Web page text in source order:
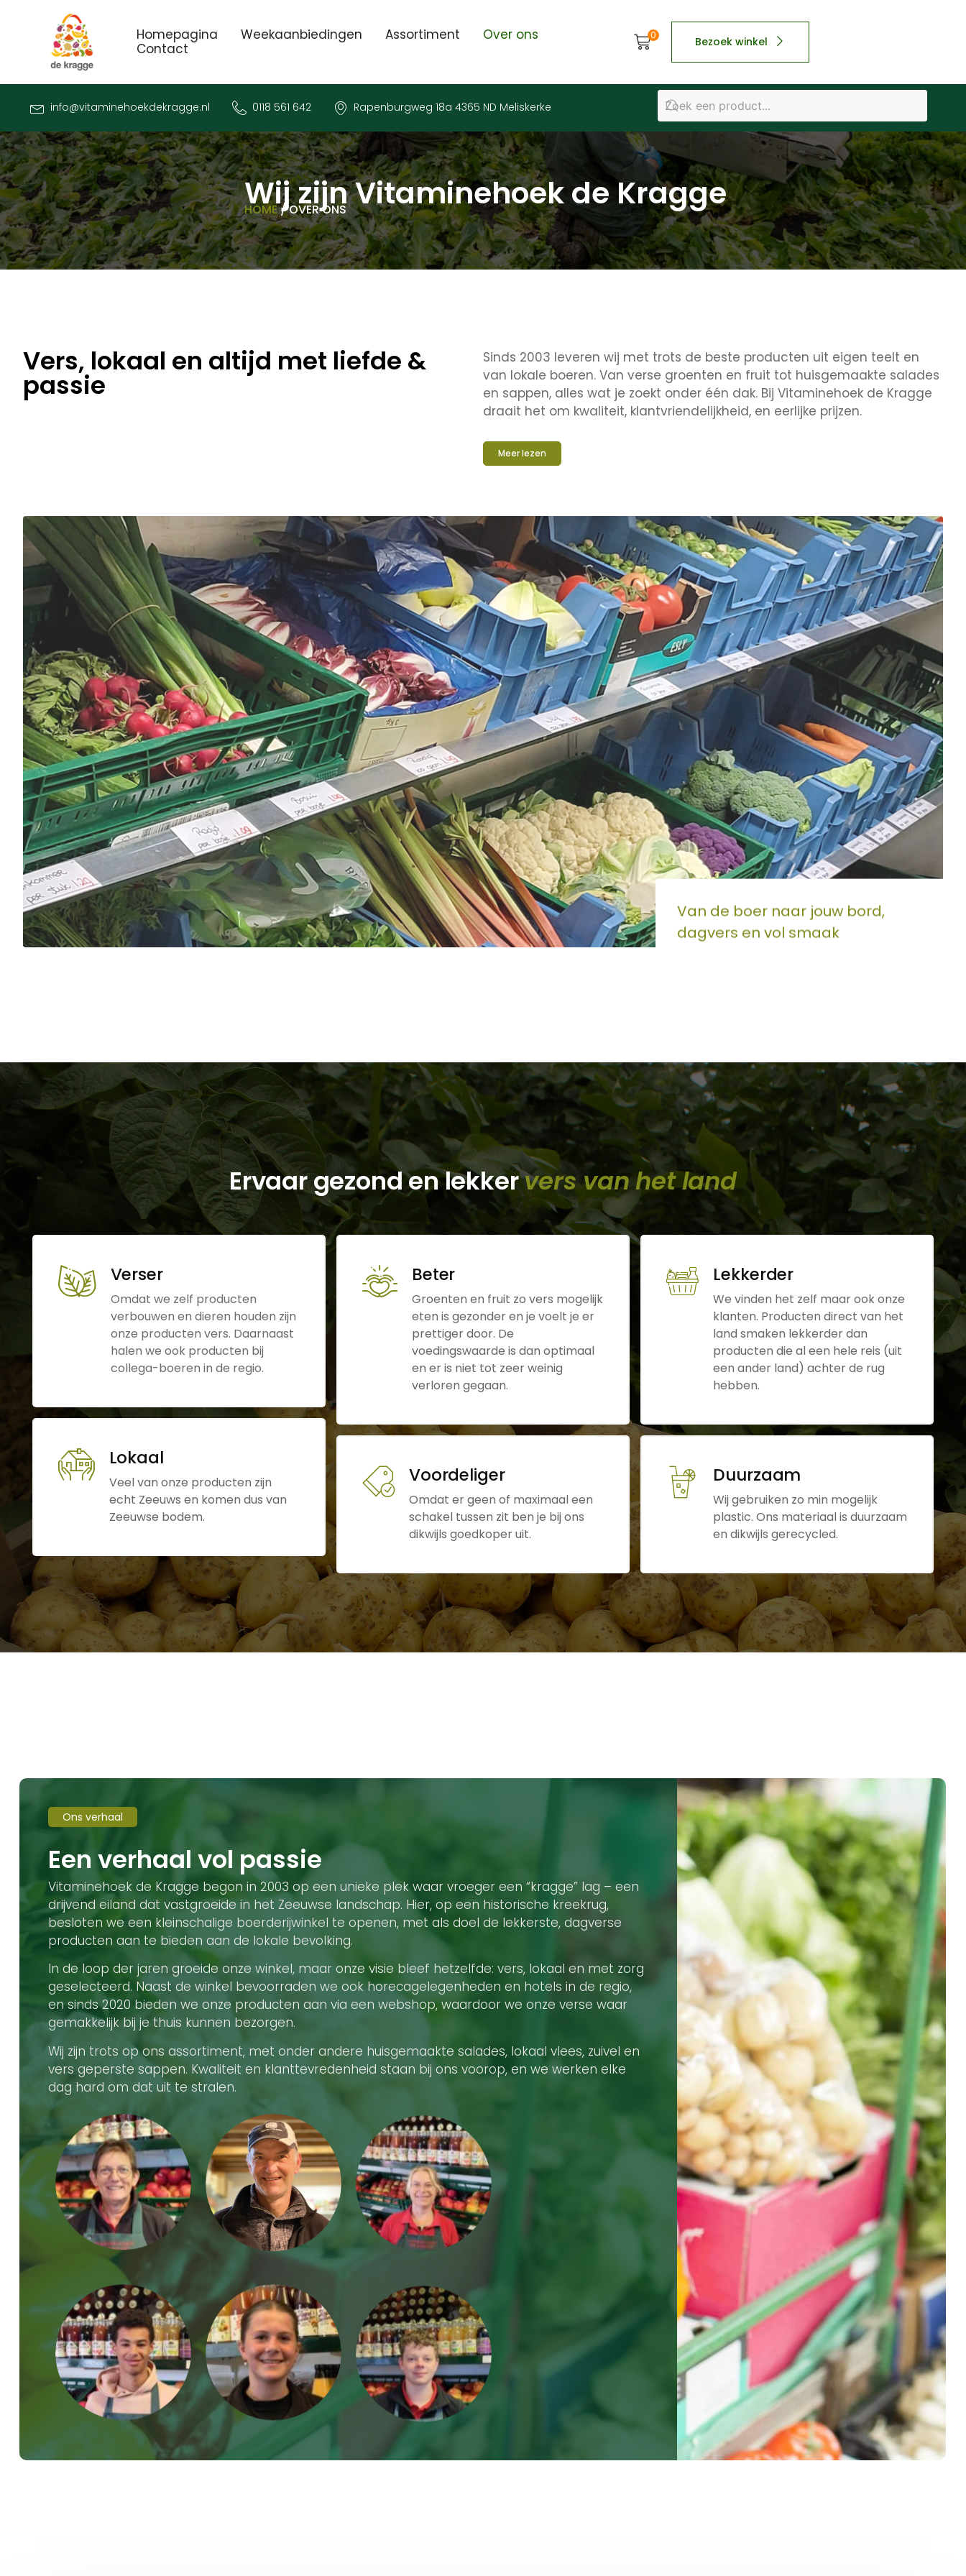
Homepagina Weekaanbiedingen Assortiment
Over ons
Contact
0 Bezoek winkel
info@vitaminehoekdekragge.nl 0118 561 642 Rapenburgweg 18a 4365 ND Meliskerke
Wij zijn Vitaminehoek de Kragge
HOME/ OVER ONS
Vers, lokaal en altijd met liefde &
passie
Sinds 2003 leveren wij met trots de beste producten uit eigen teelt en
van lokale boeren. Van verse groenten en fruit tot huisgemaakte salades
en sappen, alles wat je zoekt onder één dak. Bij Vitaminehoek de Kragge
draait het om kwaliteit, klantvriendelijkheid, en eerlijke prijzen.
Meer lezen
Van de boer naar jouw bord,
dagvers en vol smaak
Ervaar gezond en lekkervers van het land
Verser
Omdat we zelf producten
verbouwen en dieren houden zijn
onze producten vers. Daarnaast
halen we ook producten bij
collega-boeren in de regio.
Lokaal
Veel van onze producten zijn
echt Zeeuws en komen dus van
Zeeuwse bodem.
Beter
Groenten en fruit zo vers mogelijk
eten is gezonder en je voelt je er
prettiger door. De
voedingswaarde is dan optimaal
en er is niet tot zeer weinig
verloren gegaan.
Voordeliger
Omdat er geen of maximaal een
schakel tussen zit ben je bij ons
dikwijls goedkoper uit.
Lekkerder
We vinden het zelf maar ook onze
klanten. Producten direct van het
land smaken lekkerder dan
producten die al een hele reis (uit
een ander land) achter de rug
hebben.
Duurzaam
Wij gebruiken zo min mogelijk
plastic. Ons materiaal is duurzaam
en dikwijls gerecycled.
Ons verhaal
Een verhaal vol passie
Vitaminehoek de Kragge begon in 2003 op een unieke plek waar vroeger een “kragge” lag – een
drijvend eiland dat vastgroeide in het Zeeuwse landschap. Hier, op een historische kreekrug,
besloten we een kleinschalige boerderijwinkel te openen, met als doel de lekkerste, dagverse
producten aan te bieden aan de lokale bevolking.
In de loop der jaren groeide onze winkel, maar onze visie bleef hetzelfde: vers, lokaal en met zorg
geselecteerd. Naast de winkel bevoorraden we ook horecagelegenheden en hotels in de regio,
en sinds 2020 bieden we onze producten aan via een webshop, waardoor we onze verse waar
gemakkelijk bij je thuis kunnen bezorgen.
Wij zijn trots op ons assortiment, met onder andere huisgemaakte salades, lokaal vlees, zuivel en
vers geperste sappen. Kwaliteit en klanttevredenheid staan bij ons voorop, en we werken elke
dag hard om dat uit te stralen.